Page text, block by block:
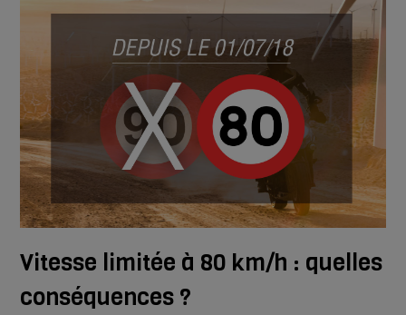
Vitesse limitée à 80 km/h : quelles
conséquences ?